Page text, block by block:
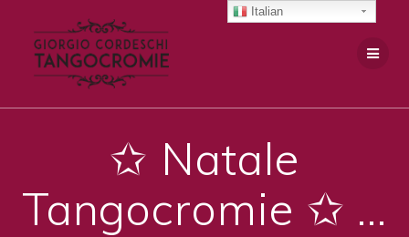
✩ Natale
Tangocromie ✩ …
Italian